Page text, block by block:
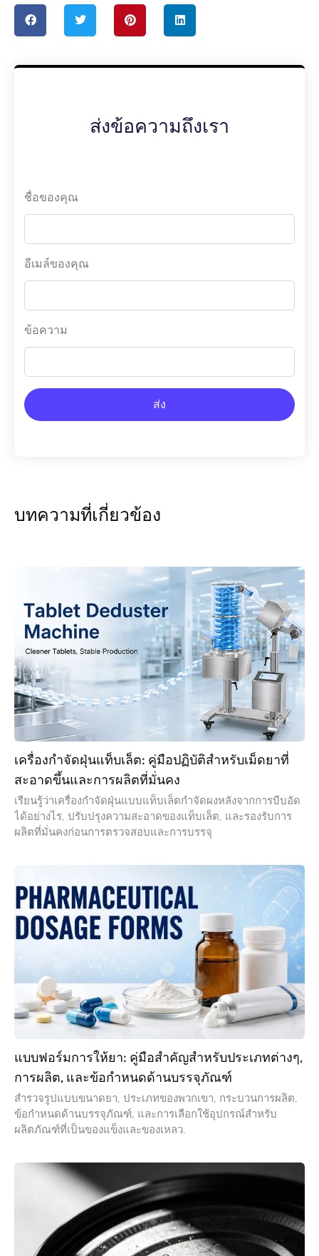
ส่งข้อความถึงเรา
ชื่อของคุณ
อีเมล์ของคุณ
ข้อความ
ส่ง
บทความที่เกี่ยวข้อง
เครื่องกำจัดฝุ่นแท็บเล็ต: คู่มือปฏิบัติสำหรับเม็ดยาที่
สะอาดขึ้นและการผลิตที่มั่นคง
เรียนรู้ว่าเครื่องกำจัดฝุ่นแบบแท็บเล็ตกำจัดผงหลังจากการบีบอัด
ได้อย่างไร, ปรับปรุงความสะอาดของแท็บเล็ต, และรองรับการ
ผลิตที่มั่นคงก่อนการตรวจสอบและการบรรจุ
แบบฟอร์มการให้ยา: คู่มือสำคัญสำหรับประเภทต่างๆ,
การผลิต, และข้อกำหนดด้านบรรจุภัณฑ์
สำรวจรูปแบบขนาดยา, ประเภทของพวกเขา, กระบวนการผลิต,
ข้อกำหนดด้านบรรจุภัณฑ์, และการเลือกใช้อุปกรณ์สำหรับ
ผลิตภัณฑ์ที่เป็นของแข็งและของเหลว.